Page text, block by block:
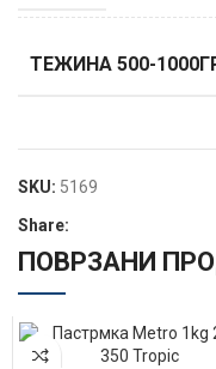
ТЕЖИНА 500-
SKU: 5169
Share:
ПОВРЗАНИ